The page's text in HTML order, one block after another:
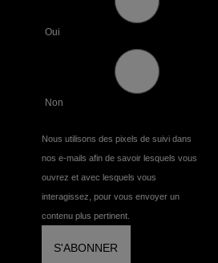
Oui
Non
Nous utilisons des pixels de suivi dans
nos e-mails afin de savoir lesquels vous
ouvrez et avec lesquels vous
interagissez, pour vous envoyer un
contenu plus pertinent.